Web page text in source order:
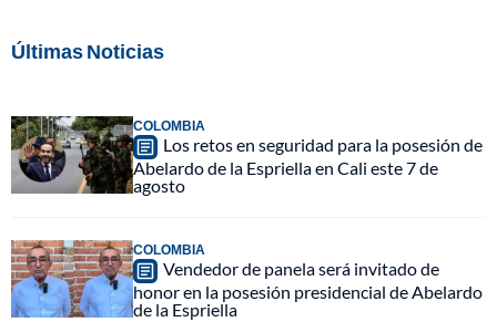
Últimas Noticias
COLOMBIA
Los retos en seguridad para la posesión de
Abelardo de la Espriella en Cali este 7 de
agosto
COLOMBIA
Vendedor de panela será invitado de
honor en la posesión presidencial de Abelardo
de la Espriella